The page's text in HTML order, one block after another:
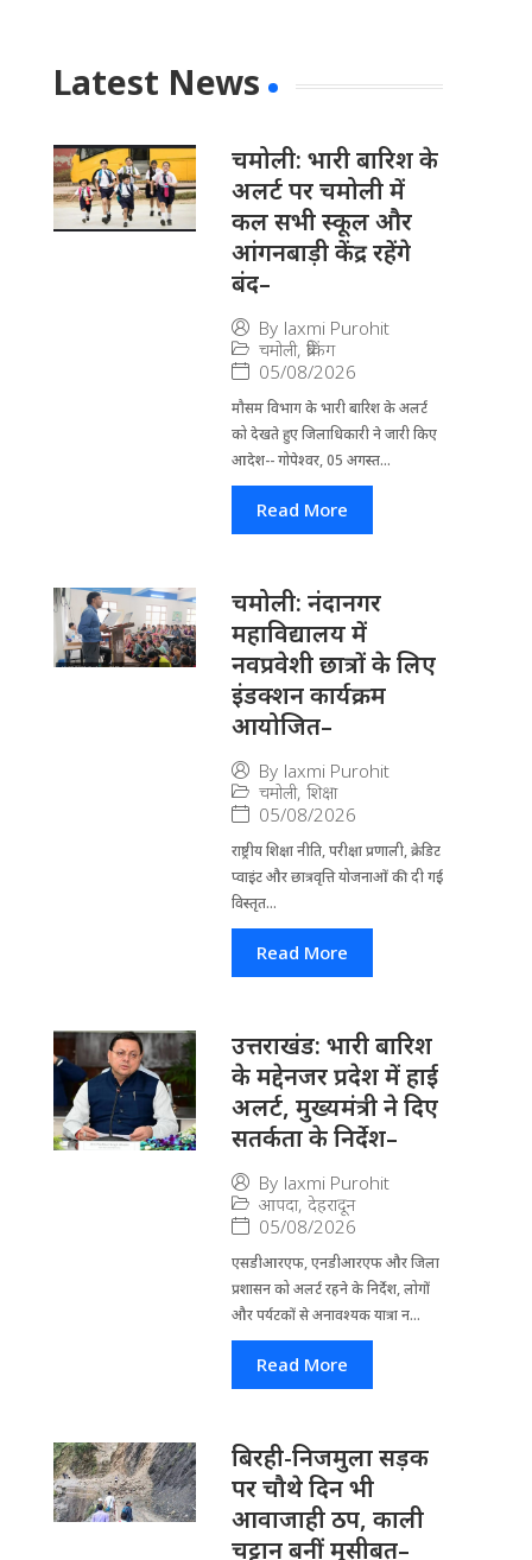
Latest News
चमोली: भारी बारिश के
अलर्ट पर चमोली में
कल सभी स्कूल और
आंगनबाड़ी केंद्र रहेंगे
बंद–
By laxmi Purohit
चमोली, ब्रेकिंग
05/08/2026
मौसम विभाग के भारी बारिश के अलर्ट
को देखते हुए जिला​धिकारी ने जारी किए
आदेश-- गोपेश्वर, 05 अगस्त...
Read More
चमोली: नंदानगर
महाविद्यालय में
नवप्रवेशी छात्रों के लिए
इंडक्शन कार्यक्रम
आयोजित–
By laxmi Purohit
चमोली, शिक्षा
05/08/2026
राष्ट्रीय शिक्षा नीति, परीक्षा प्रणाली, क्रेडिट
प्वाइंट और छात्रवृत्ति योजनाओं की दी गई
विस्तृत...
Read More
उत्तराखंड: भारी बारिश
के मद्देनजर प्रदेश में हाई
अलर्ट, मुख्यमंत्री ने दिए
सतर्कता के निर्देश–
By laxmi Purohit
आपदा, देहरादून
05/08/2026
एसडीआरएफ, एनडीआरएफ और जिला
प्रशासन को अलर्ट रहने के निर्देश, लोगों
और पर्यटकों से अनावश्यक यात्रा न...
Read More
बिरही-निजमुला सड़क
पर चौथे दिन भी
आवाजाही ठप, काली
चट्टान बनीं मुसीबत–